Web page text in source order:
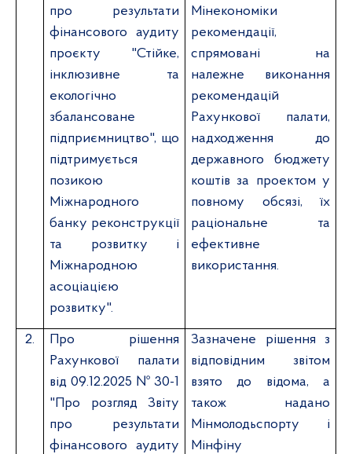
про результати
фінансового аудиту
проєкту "Стійке,
інклюзивне та
екологічно
збалансоване
підприємництво", що
підтримується
позикою
Міжнародного
банку реконструкції
та розвитку і
Міжнародною
асоціацією
розвитку".
Мінекономіки
рекомендації,
спрямовані на
належне виконання
рекомендацій
Рахункової палати,
надходження до
державного бюджету
коштів за проектом у
повному обсязі, їх
раціональне та
ефективне
використання.
2.
Про рішення
Рахункової палати
від 09.12.2025 № 30-1
"Про розгляд Звіту
про результати
фінансового аудиту
Зазначене рішення з
відповідним звітом
взятодо відома, а
також надано
Мінмолодьспорту і
Мінфіну